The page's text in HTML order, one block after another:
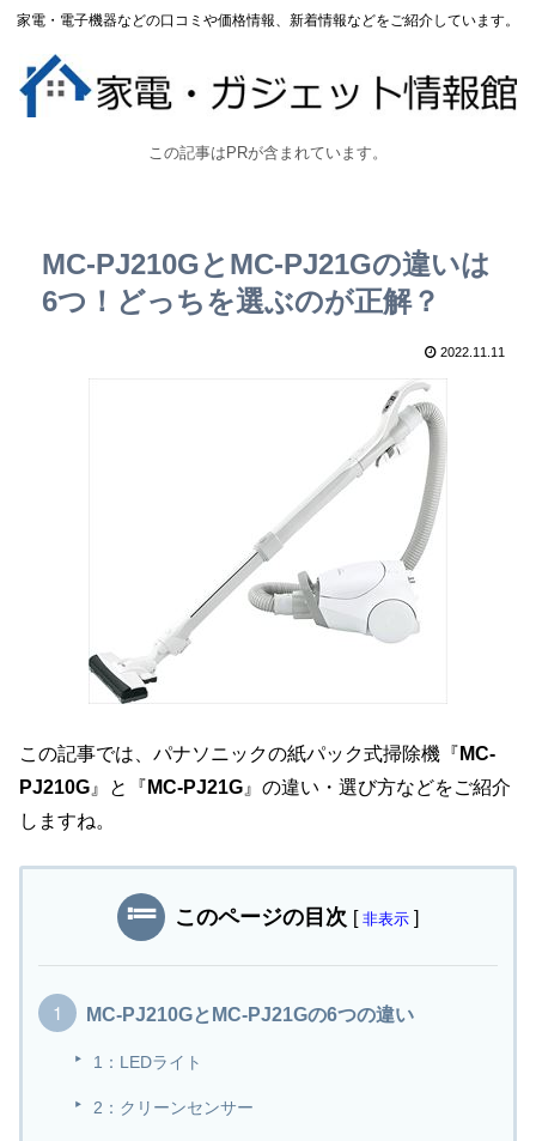
家電・電子機器などの口コミや価格情報、新着情報などをご紹介しています。
この記事はPRが含まれています。
MC-PJ210GとMC-PJ21Gの違いは
6つ！どっちを選ぶのが正解？
2022.11.11
この記事では、パナソニックの紙パック式掃除機『 MC-
PJ210G』と『 MC-PJ21G』の違い・選び方などをご紹介
しますね。
このページの目次 [ 非表示 ]
MC-PJ210GとMC-PJ21Gの6つの違い
1：LEDライト
2：クリーンセンサー